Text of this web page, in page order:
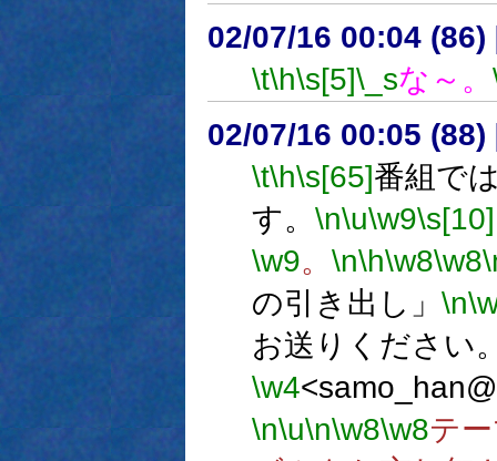
02/07/16 00:04 (86)
\t\h\s[5]\_sな～。
02/07/16 00:05 (88)
\t\h\s[65]番組で
す。 \n\u\w9\s[10]
\w9。 \n\h\w8\w8
の引き出し」 \n
お送りください
\w4
\n\u\n\w8\w8テ